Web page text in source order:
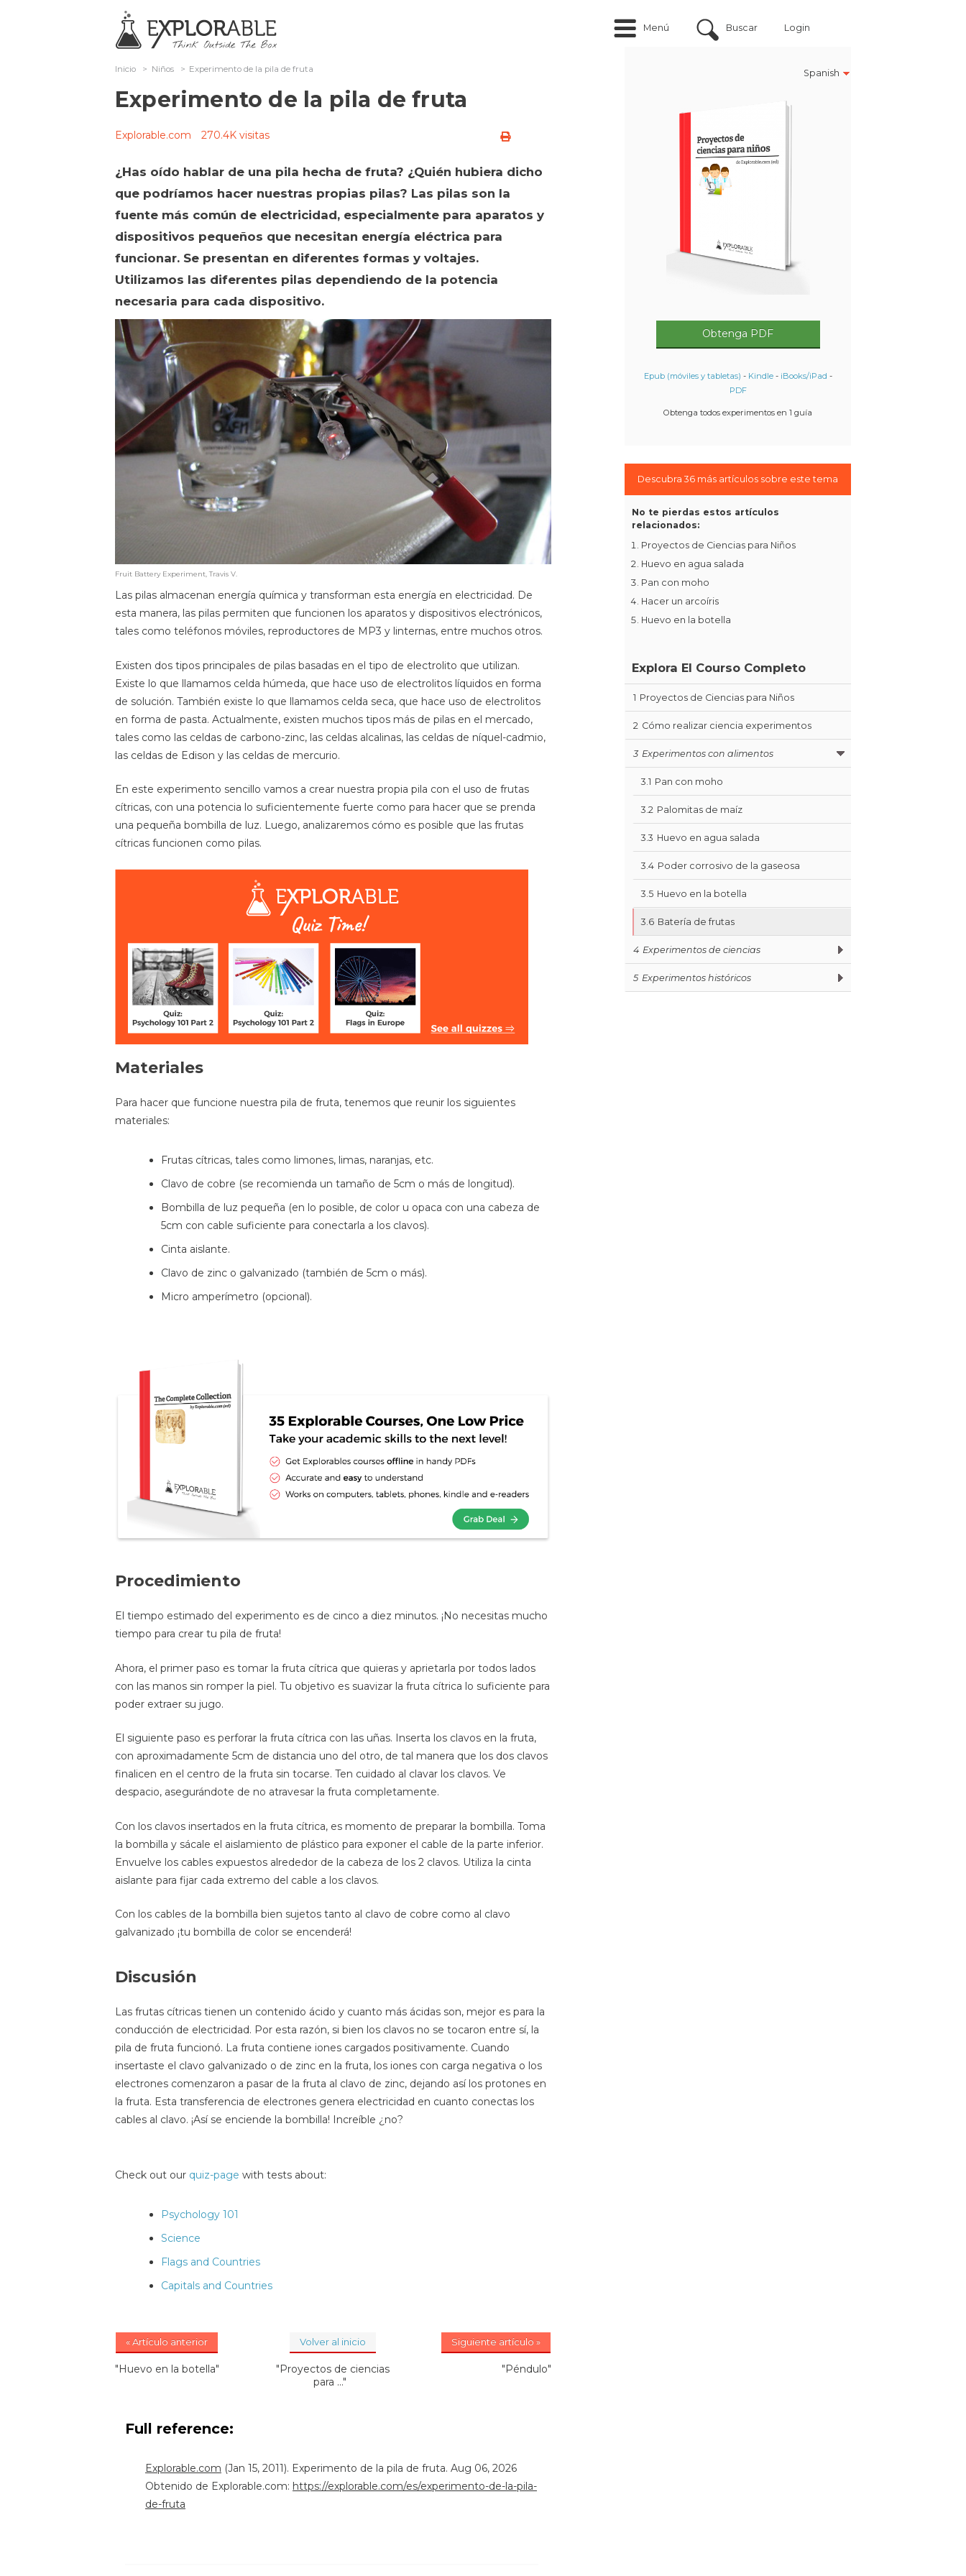
Menú Buscar Login
Spanish
Inicio > Niños > Experimento de la pila de fruta
Experimento de la pila de fruta
Explorable.com 270.4K visitas
¿Has oído hablar de una pila hecha de fruta? ¿Quién hubiera dicho
que podríamos hacer nuestras propias pilas? Las pilas son la
fuente más común de electricidad, especialmente para aparatos y
dispositivos pequeños que necesitan energía eléctrica para
funcionar. Se presentan en diferentes formas y voltajes.
Utilizamos las diferentes pilas dependiendo de la potencia
necesaria para cada dispositivo.
Fruit Battery Experiment, Travis V.
Las pilas almacenan energía química y transforman esta energía en electricidad. De
esta manera, las pilas permiten que funcionen los aparatos y dispositivos electrónicos,
tales como teléfonos móviles, reproductores de MP3 y linternas, entre muchos otros.
Existen dos tipos principales de pilas basadas en el tipo de electrolito que utilizan.
Existe lo que llamamos celda húmeda, que hace uso de electrolitos líquidos en forma
de solución. También existe lo que llamamos celda seca, que hace uso de electrolitos
en forma de pasta. Actualmente, existen muchos tipos más de pilas en el mercado,
tales como las celdas de carbono-zinc, las celdas alcalinas, las celdas de níquel-cadmio,
las celdas de Edison y las celdas de mercurio.
En este experimento sencillo vamos a crear nuestra propia pila con el uso de frutas
cítricas, con una potencia lo suficientemente fuerte como para hacer que se prenda
una pequeña bombilla de luz. Luego, analizaremos cómo es posible que las frutas
cítricas funcionen como pilas.
Materiales
Para hacer que funcione nuestra pila de fruta, tenemos que reunir los siguientes
materiales:
Frutas cítricas, tales como limones, limas, naranjas, etc.
Clavo de cobre (se recomienda un tamaño de 5cm o más de longitud).
Bombilla de luz pequeña (en lo posible, de color u opaca con una cabeza de
5cm con cable suficiente para conectarla a los clavos).
Cinta aislante.
Clavo de zinc o galvanizado (también de 5cm o más).
Micro amperímetro (opcional).
Procedimiento
El tiempo estimado del experimento es de cinco a diez minutos. ¡No necesitas mucho
tiempo para crear tu pila de fruta!
Ahora, el primer paso es tomar la fruta cítrica que quieras y aprietarla por todos lados
con las manos sin romper la piel. Tu objetivo es suavizar la fruta cítrica lo suficiente para
poder extraer su jugo.
El siguiente paso es perforar la fruta cítrica con las uñas. Inserta los clavos en la fruta,
con aproximadamente 5cm de distancia uno del otro, de tal manera que los dos clavos
finalicen en el centro de la fruta sin tocarse. Ten cuidado al clavar los clavos. Ve
despacio, asegurándote de no atravesar la fruta completamente.
Con los clavos insertados en la fruta cítrica, es momento de preparar la bombilla. Toma
la bombilla y sácale el aislamiento de plástico para exponer el cable de la parte inferior.
Envuelve los cables expuestos alrededor de la cabeza de los 2 clavos. Utiliza la cinta
aislante para fijar cada extremo del cable a los clavos.
Con los cables de la bombilla bien sujetos tanto al clavo de cobre como al clavo
galvanizado ¡tu bombilla de color se encenderá!
Discusión
Las frutas cítricas tienen un contenido ácido y cuanto más ácidas son, mejor es para la
conducción de electricidad. Por esta razón, si bien los clavos no se tocaron entre sí, la
pila de fruta funcionó. La fruta contiene iones cargados positivamente. Cuando
insertaste el clavo galvanizado o de zinc en la fruta, los iones con carga negativa o los
electrones comenzaron a pasar de la fruta al clavo de zinc, dejando así los protones en
la fruta. Esta transferencia de electrones genera electricidad en cuanto conectas los
cables al clavo. ¡Así se enciende la bombilla! Increíble ¿no?
Check out our quiz-page with tests about:
Psychology 101
Science
Flags and Countries
Capitals and Countries
« Artículo anterior
"Huevo en la botella"
Volver al inicio
"Proyectos de ciencias
para ..."
Siguiente artículo »
"Péndulo"
Full reference:
Explorable.com (Jan 15, 2011). Experimento de la pila de fruta. Aug 06, 2026
Obtenido de Explorable.com: https://explorable.com/es/experimento-de-la-pila-
de-fruta
Obtenga PDF
Epub (móviles y tabletas) - Kindle- iBooks/iPad -
PDF
Obtenga todos experimentos en 1 guía
Descubra 36 más artículos sobre este tema
No te pierdas estos artículos
relacionados:
Proyectos de Ciencias para Niños
Huevo en agua salada
Pan con moho
Hacer un arcoíris
Huevo en la botella
Explora El Courso Completo
1 Proyectos de Ciencias para Niños
2 Cómo realizar ciencia experimentos
3 Experimentos con alimentos
3.1 Pan con moho
3.2 Palomitas de maíz
3.3 Huevo en agua salada
3.4 Poder corrosivo de la gaseosa
3.5 Huevo en la botella
3.6 Batería de frutas
4 Experimentos de ciencias
5 Experimentos históricos